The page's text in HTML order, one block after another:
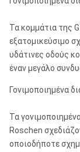
Τα κομμάτια της
εξατομικεύσιμο
υδάτινες οδούς
έναν μεγάλο
Γονιμοποιημένα
Τα
Roschen
οποιοδήποτε